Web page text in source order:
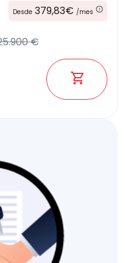
Desde 379,83€ /mes
€